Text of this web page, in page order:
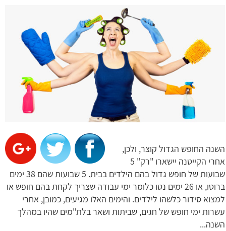
השנה החופש הגדול קוצר, ולכן,
אחרי הקייטנה יישארו "רק" 5
שבועות של חופש גדול בהם הילדים בבית. 5 שבועות שהם 38 ימים
ברוטו, או 26 ימים נטו כלומר ימי עבודה שצריך לקחת בהם חופש או
למצוא סידור כלשהו לילדים. והימים האלו מגיעים, כמובן, אחרי
עשרות ימי חופש של חגים, שביתות ושאר בלת"מים שהיו במהלך
השנה...